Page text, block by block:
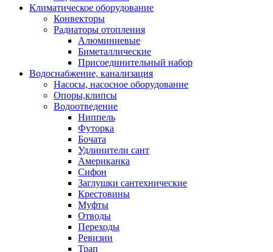
Климатическое оборудование
Конвекторы
Радиаторы отопления
Алюминиевые
Биметаллические
Присоединительный набор
Водоснабжение, канализация
Насосы, насосное оборудование
Опоры,клипсы
Водоотведение
Ниппель
Футорка
Бочата
Удлинители сант
Американка
Сифон
Заглушки сантехнические
Крестовины
Муфты
Отводы
Переходы
Ревизии
Трап